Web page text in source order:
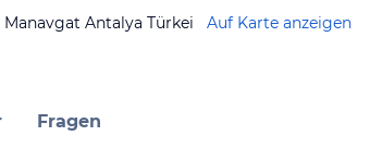
Antalya Türkei Auf Karte anzeigen
Fragen